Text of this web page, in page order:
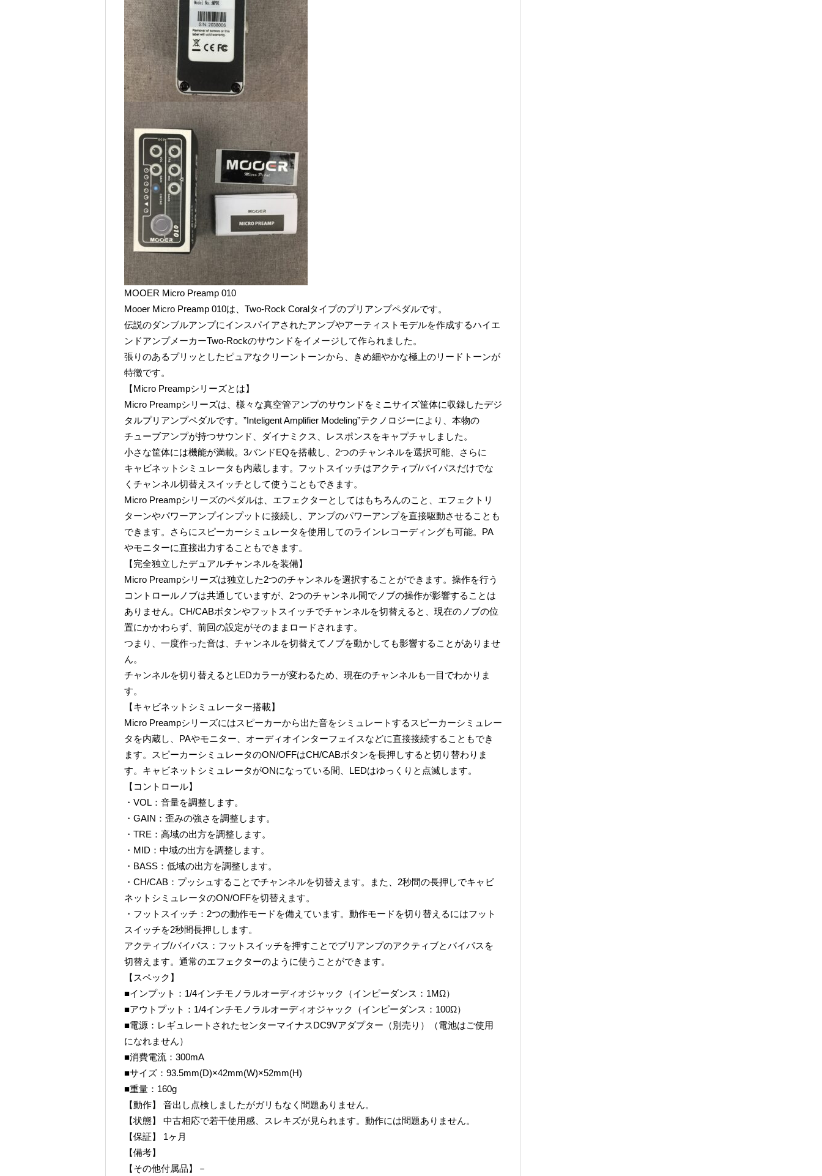
MOOER Micro Preamp 010
Mooer Micro Preamp 010は、Two-Rock Coralタイプのプリアンプペダルです。
伝説のダンブルアンプにインスパイアされたアンプやアーティストモデルを作成するハイエ
ンドアンプメーカーTwo-Rockのサウンドをイメージして作られました。
張りのあるプリッとしたピュアなクリーントーンから、きめ細やかな極上のリードトーンが
特徴です。
【Micro Preampシリーズとは】
Micro Preampシリーズは、様々な真空管アンプのサウンドをミニサイズ筐体に収録したデジ
タルプリアンプペダルです。”Inteligent Amplifier Modeling”テクノロジーにより、本物の
チューブアンプが持つサウンド、ダイナミクス、レスポンスをキャプチャしました。
小さな筐体には機能が満載。3バンドEQを搭載し、2つのチャンネルを選択可能、さらに
キャビネットシミュレータも内蔵します。フットスイッチはアクティブ/バイパスだけでな
くチャンネル切替えスイッチとして使うこともできます。
Micro Preampシリーズのペダルは、エフェクターとしてはもちろんのこと、エフェクトリ
ターンやパワーアンプインプットに接続し、アンプのパワーアンプを直接駆動させることも
できます。さらにスピーカーシミュレータを使用してのラインレコーディングも可能。PA
やモニターに直接出力することもできます。
【完全独立したデュアルチャンネルを装備】
Micro Preampシリーズは独立した2つのチャンネルを選択することができます。操作を行う
コントロールノブは共通していますが、2つのチャンネル間でノブの操作が影響することは
ありません。CH/CABボタンやフットスイッチでチャンネルを切替えると、現在のノブの位
置にかかわらず、前回の設定がそのままロードされます。
つまり、一度作った音は、チャンネルを切替えてノブを動かしても影響することがありませ
ん。
チャンネルを切り替えるとLEDカラーが変わるため、現在のチャンネルも一目でわかりま
す。
【キャビネットシミュレーター搭載】
Micro Preampシリーズにはスピーカーから出た音をシミュレートするスピーカーシミュレー
タを内蔵し、PAやモニター、オーディオインターフェイスなどに直接接続することもでき
ます。スピーカーシミュレータのON/OFFはCH/CABボタンを長押しすると切り替わりま
す。キャビネットシミュレータがONになっている間、LEDはゆっくりと点滅します。
【コントロール】
・VOL：音量を調整します。
・GAIN：歪みの強さを調整します。
・TRE：高域の出方を調整します。
・MID：中域の出方を調整します。
・BASS：低域の出方を調整します。
・CH/CAB：プッシュすることでチャンネルを切替えます。また、2秒間の長押しでキャビ
ネットシミュレータのON/OFFを切替えます。
・フットスイッチ：2つの動作モードを備えています。動作モードを切り替えるにはフット
スイッチを2秒間長押しします。
アクティブ/バイパス：フットスイッチを押すことでプリアンプのアクティブとバイパスを
切替えます。通常のエフェクターのように使うことができます。
【スペック】
■インプット：1/4インチモノラルオーディオジャック（インピーダンス：1MΩ）
■アウトプット：1/4インチモノラルオーディオジャック（インピーダンス：100Ω）
■電源：レギュレートされたセンターマイナスDC9Vアダプター（別売り）（電池はご使用
になれません）
■消費電流：300mA
■サイズ：93.5mm(D)×42mm(W)×52mm(H)
■重量：160g
【動作】 音出し点検しましたがガリもなく問題ありません。
【状態】 中古相応で若干使用感、スレキズが見られます。動作には問題ありません。
【保証】 1ヶ月
【備考】
【その他付属品】－